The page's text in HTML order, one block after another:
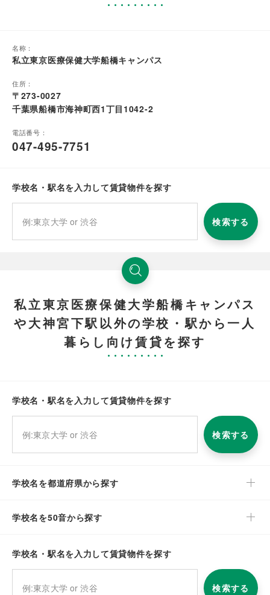
名称：
私立東京医療保健大学船橋キャンパス
住所：
〒273-0027
千葉県船橋市海神町西1丁目1042-2
電話番号：
047-495-7751
学校名・駅名を入力して賃貸物件を探す
検索する
私立東京医療保健大学船橋キャンパス
や大神宮下駅以外の学校・駅から一人
暮らし向け賃貸を探す
学校名・駅名を入力して賃貸物件を探す
検索する
学校名を都道府県から探す
学校名を50音から探す
学校名・駅名を入力して賃貸物件を探す
検索する